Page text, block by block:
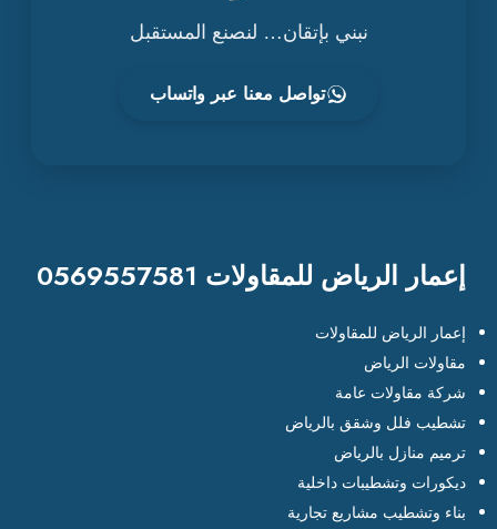
نبني بإتقان… لنصنع المستقبل
تواصل معنا عبر واتساب
إعمار الرياض للمقاولات 0569557581
إعمار الرياض للمقاولات
مقاولات الرياض
شركة مقاولات عامة
تشطيب فلل وشقق بالرياض
ترميم منازل بالرياض
ديكورات وتشطيبات داخلية
بناء وتشطيب مشاريع تجارية